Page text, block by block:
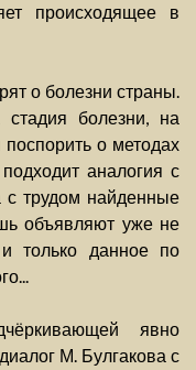
происходящее в
о болезни страны.
болезни, на
о методах
аналогия с
с трудом найденные
объявляют уже не
только данное по
явно
М. Булгакова с